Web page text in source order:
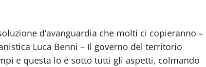
d’avanguardia che molti ci copieranno –
Luca Benni – Il governo del territorio
e questa lo è sotto tutti gli aspetti, colmando